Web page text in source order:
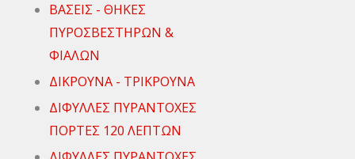
ΒΑΣΕΙΣ - ΘΗΚΕΣ
ΠΥΡΟΣΒΕΣΤΗΡΩΝ &
ΦΙΑΛΩΝ
ΔΙΚΡΟΥΝΑ - ΤΡΙΚΡΟΥΝΑ
ΔΙΦΥΛΛΕΣ ΠΥΡΑΝΤΟΧΕΣ
ΠΟΡΤΕΣ 120 ΛΕΠΤΩΝ